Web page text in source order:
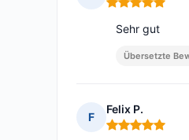
Hinweis: 5 von
Sehr gut
Übersetzte
F
Felix P.
Hinweis: 5 von